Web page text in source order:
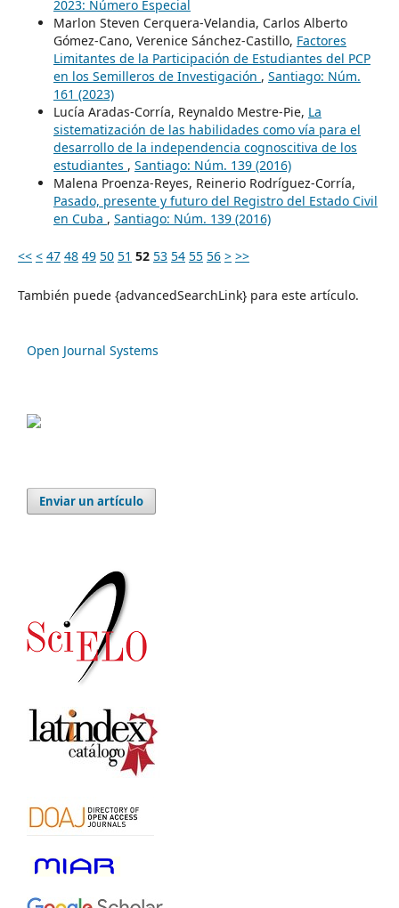
2023: Número Especial
Marlon Steven Cerquera-Velandia, Carlos Alberto
Gómez-Cano, Verenice Sánchez-Castillo, Factores
Limitantes de la Participación de Estudiantes del PCP
en los Semilleros de Investigación , Santiago: Núm.
161 (2023)
Lucía Aradas-Corría, Reynaldo Mestre-Pie, La
sistematización de las habilidades como vía para el
desarrollo de la independencia cognoscitiva de los
estudiantes , Santiago: Núm. 139 (2016)
Malena Proenza-Reyes, Reinerio Rodríguez-Corría,
Pasado, presente y futuro del Registro del Estado Civil
en Cuba , Santiago: Núm. 139 (2016)
<< < 47 48 49 50 51 52 53 54 55 56 > >>
También puede {advancedSearchLink} para este artículo.
Open Journal Systems
Enviar un artículo